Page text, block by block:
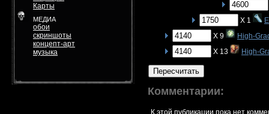
Карты
МЕДИА
обои
скриншоты
концепт-арт
музыка
X 1
X 9
High-
X 13
High-
Пересчитать
Комментарии:
К этой публикации пока нет